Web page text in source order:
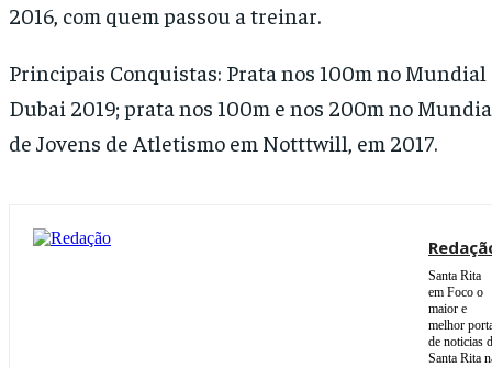
2016, com quem passou a treinar.
Principais Conquistas: Prata nos 100m no Mundial
Dubai 2019; prata nos 100m e nos 200m no
de Jovens de Atletismo em Notttwill, em 2017.
Santa Rita
em Foco o
maior e
melhor
de noticias
Santa Rita